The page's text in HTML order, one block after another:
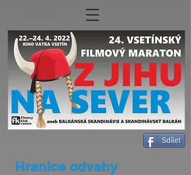
Sdílet
Hranice odvahy